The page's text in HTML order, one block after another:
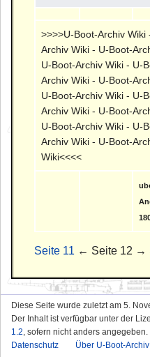
>>>>U-Boot-Archiv
Archiv Wiki - U-Boot-
U-Boot-Archiv Wiki - U-
Archiv Wiki - U-Boot-
U-Boot-Archiv Wiki - U-
Archiv Wiki - U-Boot-
U-Boot-Archiv Wiki - U-
Archiv Wiki - U-Boot-
Wiki<<<<
Seite 11 ← Seite 12 →
Diese Seite wurde zuletzt am 5.
Der Inhalt ist verfügbar unter der
1.2, sofern nicht anders angegeben.
Datenschutz
Über U-Boot-